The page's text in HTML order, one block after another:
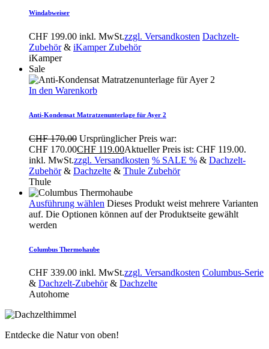
Windabweiser
CHF 199.00 inkl. MwSt.zzgl. Versandkosten Dachzelt-
Zubehör& iKamper Zubehör
iKamper
Sale
In den Warenkorb
Anti-Kondensat Matratzenunterlage für Ayer 2
CHF170.00 Ursprünglicher Preis war:
CHF 170.00CHF 119.00Aktueller Preis ist: CHF 119.00.
inkl. MwSt.zzgl. Versandkosten % SALE % & Dachzelt-
Zubehör& Dachzelte & Thule Zubehör
Thule
Ausführung wählen Dieses Produkt weist mehrere Varianten
auf. Die Optionen können auf der Produktseite gewählt
werden
Columbus Thermohaube
CHF 339.00 inkl. MwSt.zzgl. Versandkosten Columbus-Serie
& Dachzelt-Zubehör& Dachzelte
Autohome
Entdecke die Natur von oben!